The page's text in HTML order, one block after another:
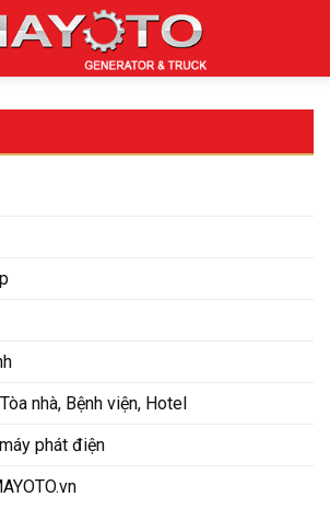
nhà, Bệnh viện, Hotel
phát điện